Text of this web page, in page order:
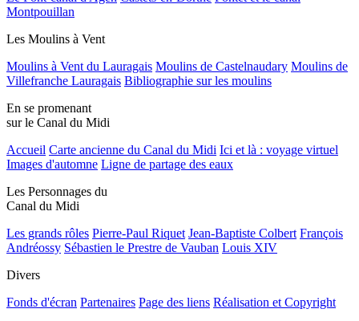
Montpouillan
Les Moulins à Vent
Moulins à Vent du Lauragais Moulins de Castelnaudary Moulins de
Villefranche Lauragais Bibliographie sur les moulins
En se promenant
sur le Canal du Midi
Accueil Carte ancienne du Canal du Midi Ici et là : voyage virtuel
Images d'automne Ligne de partage des eaux
Les Personnages du
Canal du Midi
Les grands rôles Pierre-Paul Riquet Jean-Baptiste Colbert François
Andréossy Sébastien le Prestre de Vauban Louis XIV
Divers
Fonds d'écran Partenaires Page des liens Réalisation et Copyright